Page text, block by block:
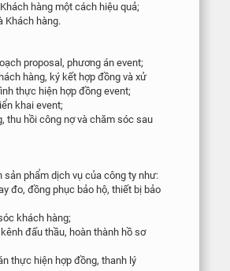
hàng một cách hiệu quả;
Khách hàng.
proposal, phương án event;
hàng, ký kết hợp đồng và xử
thực hiện hợp đồng event;
khai event;
thu hồi công nợ và chăm sóc sau
sản phẩm dịch vụ của công ty như:
đo, đồng phục bảo hộ, thiết bị bảo
khách hàng;
đấu thầu, hoànthành hồ sơ
thực hiện hợp đồng, thanh lý